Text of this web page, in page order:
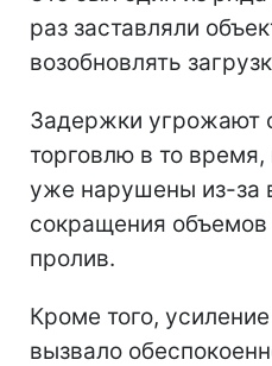
раз заставляли
возобновлять
Задержки угрожают
торговлю в то время,
уже нарушены из-за
сокращения
пролив.
Кроме того,
вызвало